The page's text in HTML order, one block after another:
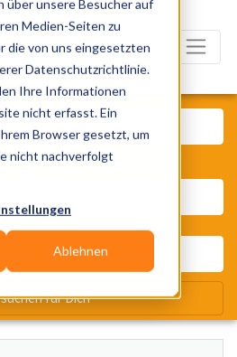
über unsere Besucher auf
Medien-Seiten zu
die von uns eingesetzten
Datenschutzrichtlinie.
Ihre Informationen
nicht erfasst. Ein
Browser gesetzt, um
nicht nachverfolgt
Ablehnen
Was? Künstler, Zelte, Bands,
für Dich